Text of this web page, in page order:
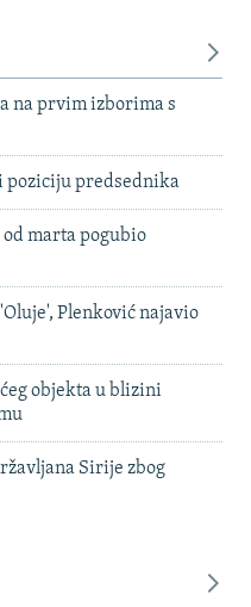
na prvim izborima s
poziciju predsednika
marta pogubio
Plenković najavio
objekta u blizini
Sirije zbog